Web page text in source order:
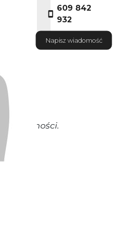
609 842
932
Napisz wiadomość